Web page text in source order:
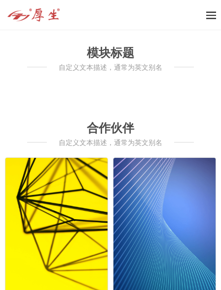
模块标题
自定义文本描述，通常为英文别名
合作伙伴
自定义文本描述，通常为英文别名